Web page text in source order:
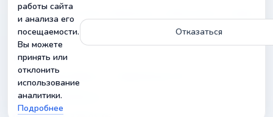
Можно уточнить параметры и совместимость товара
Контакты
г. Новосибирск, ул. Зыряновская 119
info@radiobuy.ru
работы сайта
и анализа его
посещаемости.
Вы можете
принять или
отклонить
использование
аналитики.
Подробнее
Отказаться